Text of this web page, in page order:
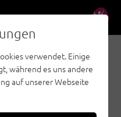
TUTORIAL
AM
verwendet. Einige
während es uns andere
auf unserer Webseite